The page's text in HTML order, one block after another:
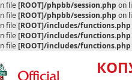
file[ROOT]/phpbb/session.php on
file[ROOT]/phpbb/session.php on
file[ROOT]/includes/functions.php
file[ROOT]/includes/functions.php
file[ROOT]/includes/functions.php